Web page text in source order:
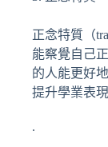
正念特質（
能察覺自己
的人能更好
提升學業表現
.